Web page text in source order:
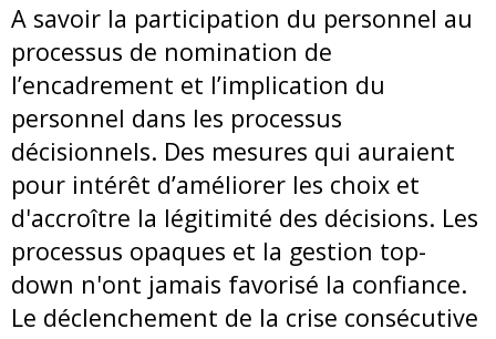
A savoir la participation du personnel au
processus de nomination de
l’encadrement et l’implication du
personnel dans les processus
décisionnels. Des mesures qui auraient
pour intérêt d’améliorer les choix et
d'accroître la légitimité des décisions. Les
processus opaques et la gestion top-
down n'ont jamais favorisé la confiance.
Le déclenchement de la crise consécutive